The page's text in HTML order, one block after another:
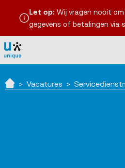
Let op: Wij vragen nooit
gegevens of betalingen via
Vacatures